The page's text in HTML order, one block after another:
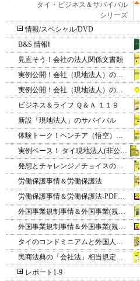
タイ・ビジネス＆サバイバル
シリーズ
情報/スペシャル/DVD
B&S 情報Ⅰ
見直そう！会社の法人関係文書類
実例公開！会社（現地法人）の設立
実例公開！会社（現地法人）の設立‐PDF電子書籍版
ビジネス＆ライフ Ｑ＆Ａ １１９
新設「現地法人」のサバイバル
体験トーク！ヘンチア（悟空）のミレニアム放談
実例ベース！ タイ現地法人(非公開株式会社)の設立 DVD版
発想とチャレンジ／チョイスの世界
労働保護事情＆労働保護法
労働保護事情＆労働保護法‐PDF電子書籍版
外国事業規制事情＆外国事業(規制)法
外国事業規制事情＆外国事業(規制)法‐PDF電子書籍版
タイのコンドミニアムと外国人所有
民商法典の「会社法」相当規定＆閉鎖
レポート1-9